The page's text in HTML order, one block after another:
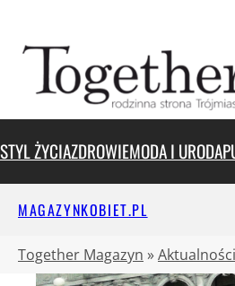
treści
STYL ŻYCIAZDROWIEMODA I URODA
MAGAZYNKOBIET.PL
Together Magazyn »Aktualności